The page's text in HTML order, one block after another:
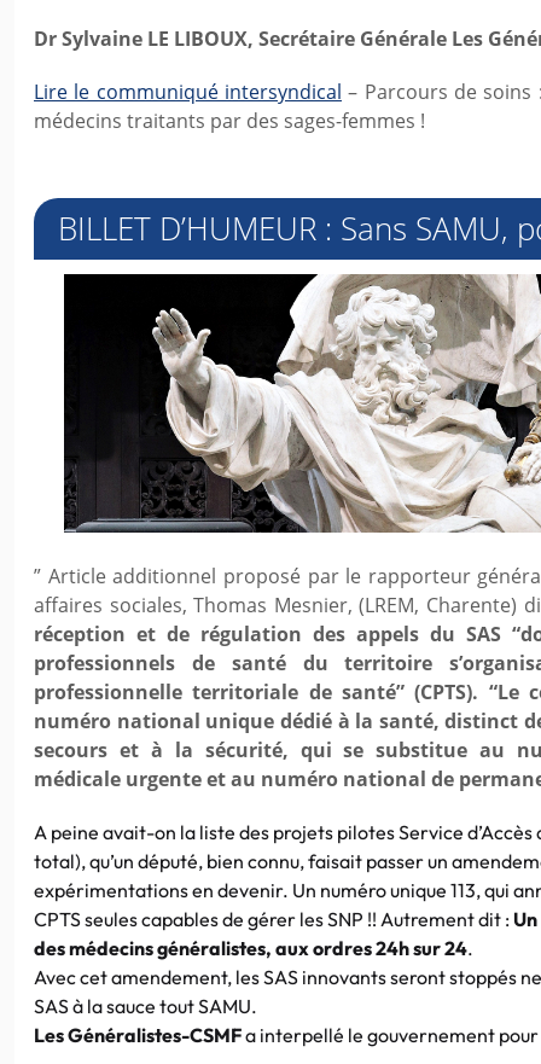
Dr Sylvaine LE LIBOUX, Secrétaire Générale Les
Lire le communiqué intersyndical – Parcours de soins
médecins traitants par des sages-femmes !
BILLET D’HUMEUR : Sans SAMU,
” Article additionnel proposé par le rapporteur
affaires sociales, Thomas Mesnier, (LREM, Charente)
réception et de régulation des appels du SAS
professionnels de santé du territoire
professionnelle territoriale de santé” (CPTS). “Le
numéro national unique dédié à la santé, distinct
secours et à la sécurité, qui se substitue au
médicale urgente et au numéro national de
A peine avait-on la liste des projets pilotes Service d’Accès
total), qu’un député, bien connu, faisait passer un
expérimentations en devenir. Un numéro unique 113, qui
CPTS seules capables de gérer les SNP !! Autrement dit :
des médecins généralistes, aux ordres 24h sur 24.
Avec cet amendement, les SAS innovants seront stoppés
SAS à la sauce tout SAMU.
Les Généralistes-CSMFa interpellé le gouvernement